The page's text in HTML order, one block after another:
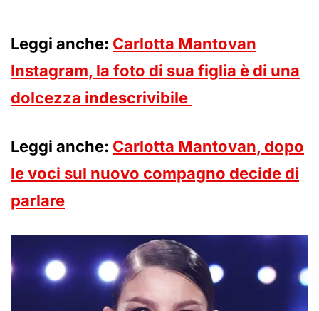
Leggi anche: Carlotta Mantovan
Instagram, la foto di sua figlia è di una
dolcezza indescrivibile
Leggi anche: Carlotta Mantovan, dopo
le voci sul nuovo compagno decide di
parlare